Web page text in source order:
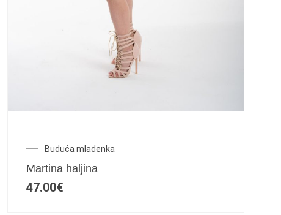
Buduća mladenka
Martina haljina
47.00€